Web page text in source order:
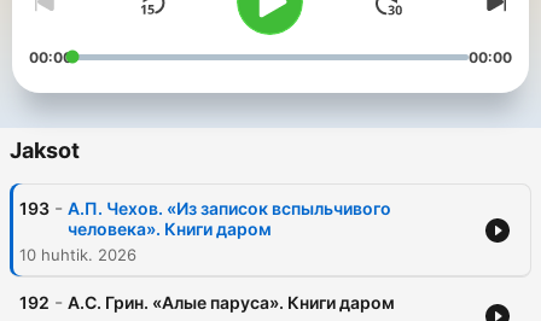
00:00 00:00
Jaksot
193 - А.П. Чехов. «Из записок вспыльчивого
человека». Книги даром
10 huhtik. 2026
192 - А.С. Грин. «Алые паруса». Книги даром